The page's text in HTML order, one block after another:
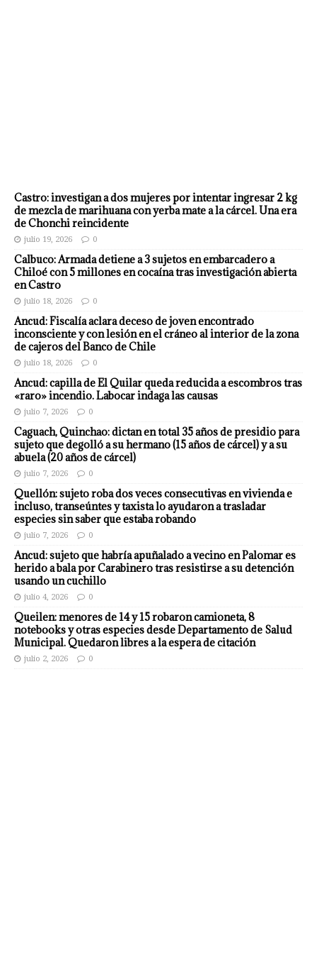
Castro: investigan a dos mujeres por intentar ingresar 2 kg
de mezcla de marihuana con yerba mate a la cárcel. Una era
de Chonchi reincidente
julio 19, 2026 0
Calbuco: Armada detiene a 3 sujetos en embarcadero a
Chiloé con 5 millones en cocaína tras investigación abierta
en Castro
julio 18, 2026 0
Ancud: Fiscalía aclara deceso de joven encontrado
inconsciente y con lesión en el cráneo al interior de la zona
de cajeros del Banco de Chile
julio 18, 2026 0
Ancud: capilla de El Quilar queda reducida a escombros tras
«raro» incendio. Labocar indaga las causas
julio 7, 2026 0
Caguach, Quinchao: dictan en total 35 años de presidio para
sujeto que degolló a su hermano (15 años de cárcel) y a su
abuela (20 años de cárcel)
julio 7, 2026 0
Quellón: sujeto roba dos veces consecutivas en vivienda e
incluso, transeúntes y taxista lo ayudaron a trasladar
especies sin saber que estaba robando
julio 7, 2026 0
Ancud: sujeto que habría apuñalado a vecino en Palomar es
herido a bala por Carabinero tras resistirse a su detención
usando un cuchillo
julio 4, 2026 0
Queilen: menores de 14 y 15 robaron camioneta, 8
notebooks y otras especies desde Departamento de Salud
Municipal. Quedaron libres a la espera de citación
julio 2, 2026 0